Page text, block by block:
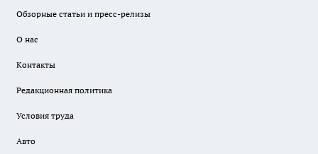
Обзорные статьи и пресс-релизы
О нас
Контакты
Редакционная политика
Условия труда
Авто